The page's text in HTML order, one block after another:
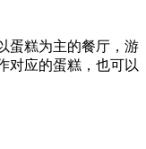
蛋糕为主的餐厅，游
对应的蛋糕，也可以